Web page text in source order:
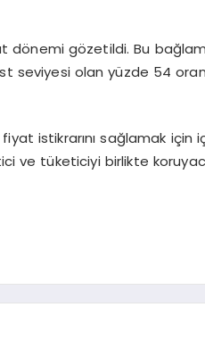
dönemi gözetildi. Bu
seviyesi olan yüzde 54
istikrarını sağlamak için
ve tüketiciyi birlikte